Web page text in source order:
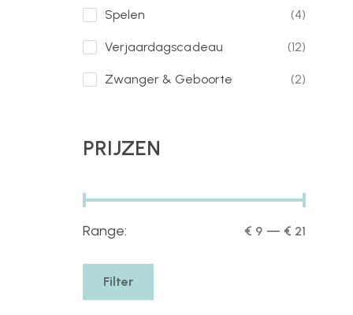
Spelen (4)
Verjaardagscadeau (12)
Zwanger & Geboorte (2)
PRIJZEN
Range: € 9 — € 21
Filter